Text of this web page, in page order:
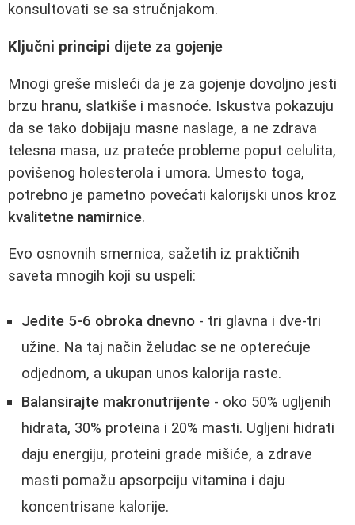
konsultovati se sa stručnjakom.
Ključni principi dijete za gojenje
Mnogi greše misleći da je za gojenje dovoljno jesti
brzu hranu, slatkiše i masnoće. Iskustva pokazuju
da se tako dobijaju masne naslage, a ne zdrava
telesna masa, uz prateće probleme poput celulita,
povišenog holesterola i umora. Umesto toga,
potrebno je pametno povećati kalorijski unos kroz
kvalitetne namirnice.
Evo osnovnih smernica, sažetih iz praktičnih
saveta mnogih koji su uspeli:
Jedite 5-6 obroka dnevno - tri glavna i dve-tri
užine. Na taj način želudac se ne opterećuje
odjednom, a ukupan unos kalorija raste.
Balansirajte makronutrijente - oko 50% ugljenih
hidrata, 30% proteina i 20% masti. Ugljeni hidrati
daju energiju, proteini grade mišiće, a zdrave
masti pomažu apsorpciju vitamina i daju
koncentrisane kalorije.